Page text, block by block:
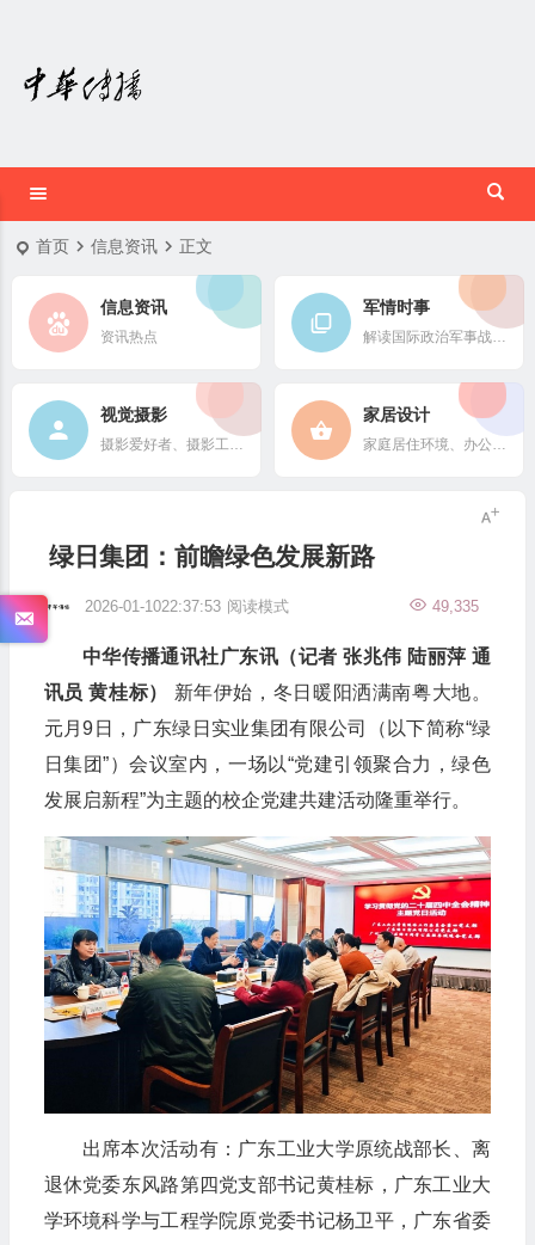
首页 信息资讯 正文
信息资讯
资讯热点
军情时事
解读国际政治军事战略格局
视觉摄影
摄影爱好者、摄影工作者及摄影行业信息
家居设计
家庭居住环境、办公场所、公共空间陈设风格以设计搭配
绿日集团：前瞻绿色发展新路
2026-01-1022:37:53 49,335
阅读模式
中华传播通讯社广东讯（记者 张兆伟 陆丽萍 通
讯员 黄桂标）
新年伊始，冬日暖阳洒满南粤大地。
元月9日，广东绿日实业集团有限公司（以下简称“绿
日集团”）会议室内，一场以“党建引领聚合力，绿色
发展启新程”为主题的校企党建共建活动隆重举行。
出席本次活动有：广东工业大学原统战部长、离
退休党委东风路第四党支部书记黄桂标，广东工业大
学环境科学与工程学院原党委书记杨卫平，广东省委